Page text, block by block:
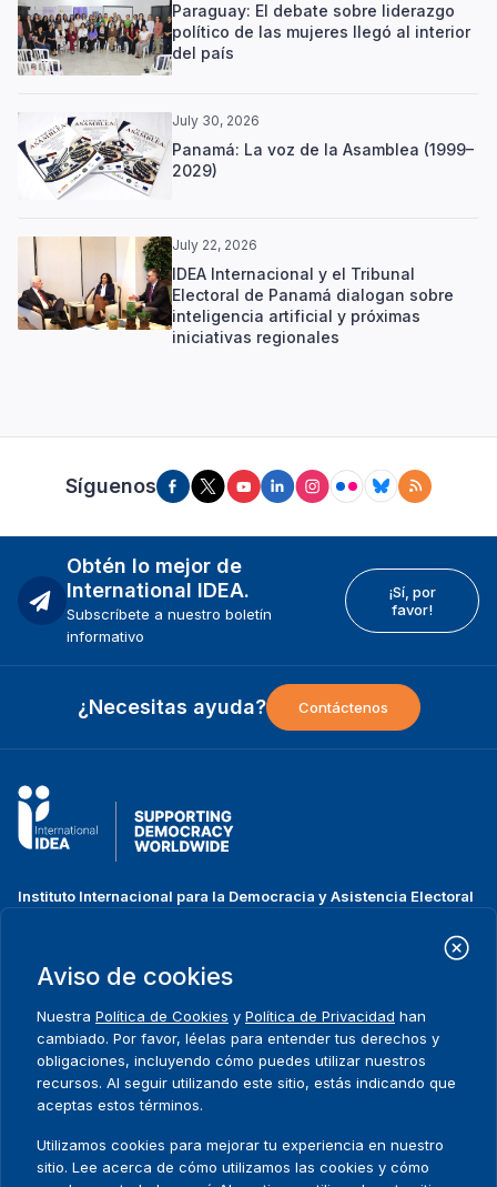
Paraguay: El debate sobre liderazgo
político de las mujeres llegó al interior
del país
July 30, 2026
Panamá: La voz de la Asamblea (1999–
2029)
July 22, 2026
IDEA Internacional y el Tribunal
Electoral de Panamá dialogan sobre
inteligencia artificial y próximas
iniciativas regionales
Síguenos
Obtén lo mejor de
International IDEA.
Subscríbete a nuestro boletín
informativo
¡Sí, por
favor!
¿Necesitas ayuda? Contáctenos
Instituto Internacional para la Democracia y Asistencia Electoral
Strömsborgsbron 1
SE-103 34 Estocolmo
Suecia
Teléfono
+46 8 698 37 00
Footer
menu
Inicio
Sobre nosotros
Qué hacemos
Dónde trabajamos
Projectos
Noticias y eventos
Prensa
Aviso de cookies
Nuestra Política de Cookies y Política de Privacidad han
cambiado. Por favor, léelas para entender tus derechos y
obligaciones, incluyendo cómo puedes utilizar nuestros
recursos. Al seguir utilizando este sitio, estás indicando que
aceptas estos términos.
Utilizamos cookies para mejorar tu experiencia en nuestro
sitio. Lee acerca de cómo utilizamos las cookies y cómo